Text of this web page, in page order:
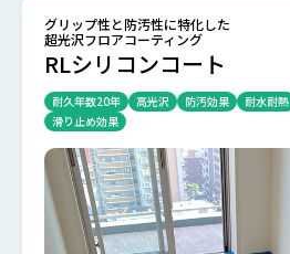
グリップ性と防汚性に特化した
超光沢フロアコーティング
RLシリコンコート
耐久年数20年 高光沢 防汚効果 耐水耐熱
滑り止め効果